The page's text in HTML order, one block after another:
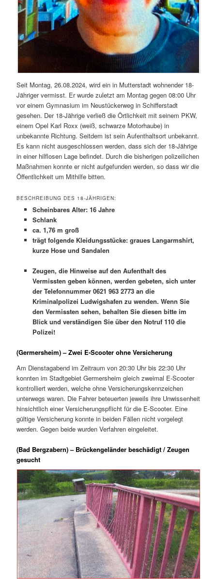
Seit Montag, 26.08.2024, wird ein in Mutterstadt wohnender 18-
Jähriger vermisst. Er wurde zuletzt am Montag gegen 08:00 Uhr
vor einem Gymnasium im Neustückerweg in Schifferstadt
gesehen. Der 18-Jährige verließ die Örtlichkeit mit seinem PKW,
einem Opel Karl Roxx (weiß, schwarze Motorhaube) in
unbekannte Richtung. Seitdem ist sein Aufenthaltsort unbekannt.
Es kann nicht ausgeschlossen werden, dass sich der 18-Jährige
in einer hilflosen Lage befindet. Durch die bisherigen polizeilichen
Maßnahmen konnte er nicht aufgefunden werden, so dass wir die
Öffentlichkeit um Mithilfe bitten.
BESCHREIBUNG DES 18-JÄHRIGEN:
Scheinbares Alter: 16 Jahre
Schlank
ca. 1,76 m groß
trägt folgende Kleidungsstücke: graues Langarmshirt,
kurze Hose und Sandalen
Zeugen, die Hinweise auf den Aufenthalt des
Vermissten geben können, werden gebeten, sich unter
der Telefonnummer 0621 963 2773 an die
Kriminalpolizei Ludwigshafen zu wenden. Wenn Sie
den Vermissten sehen, behalten Sie diesen bitte im
Blick und verständigen Sie über den Notruf 110 die
Polizei!
(Germersheim) – Zwei E-Scooter ohne Versicherung
Am Dienstagabend im Zeitraum von 20:30 Uhr bis 22:30 Uhr
konnten im Stadtgebiet Germersheim gleich zweimal E-Scooter
kontrolliert werden, welche ohne Versicherungskennzeichen
unterwegs waren. Die Fahrer beteuerten jeweils ihre Unwissenheit
hinsichtlich einer Versicherungspflicht für die E-Scooter. Eine
gültige Versicherung konnte in beiden Fällen nicht vorgelegt
werden. Gegen beide wurden Verfahren eingeleitet.
(Bad Bergzabern) – Brückengeländer beschädigt / Zeugen
gesucht